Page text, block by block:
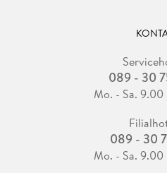
089 - 30
Mo. - Sa.
089 - 30
Mo. - Sa.